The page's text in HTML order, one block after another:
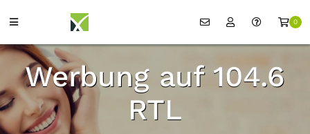
0
Werbung auf 104.6
RTL